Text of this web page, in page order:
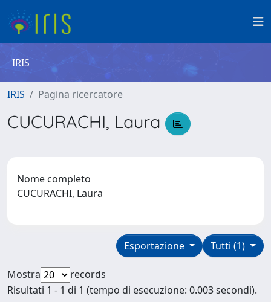
IRIS
IRIS Pagina ricercatore
CUCURACHI, Laura
Nome completo
CUCURACHI, Laura
Tutti (1)
Esportazione
Mostra
records
Risultati 1 - 1 di 1 (tempo di esecuzione: 0.003 secondi).